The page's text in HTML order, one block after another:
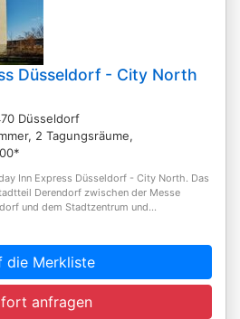
Düsseldorf - City North
Düsseldorf
2 Tagungsräume,
Inn Express Düsseldorf - City North. Das
Derendorf zwischen der Messe
und dem Stadtzentrum und...
die Merkliste
anfragen